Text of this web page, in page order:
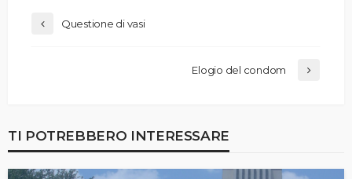
Questione di vasi
Elogio del condom
TI POTREBBERO INTERESSARE